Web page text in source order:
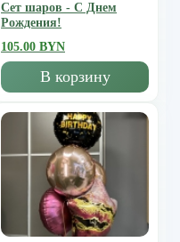
Сет шаров - С Днем
Рождения!
105.00 BYN
В корзину